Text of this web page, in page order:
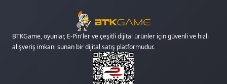
BTKGame, oyunlar, E-Pin'ler ve çeşitli dijital ürünler için güvenli ve hızlı
alışveriş imkanı sunan bir dijital satış platformudur.